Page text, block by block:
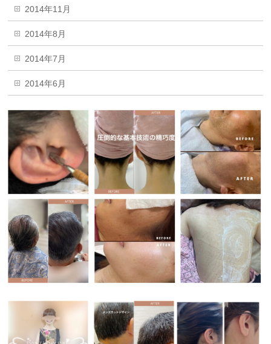
2014年11月
2014年8月
2014年7月
2014年6月